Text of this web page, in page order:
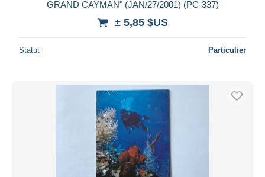
GRAND CAYMAN" (JAN/27/2001) (PC-337)
± 5,85 $US
Statut Particulier